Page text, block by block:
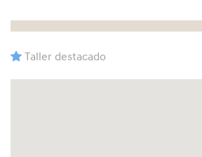
Taller destacado